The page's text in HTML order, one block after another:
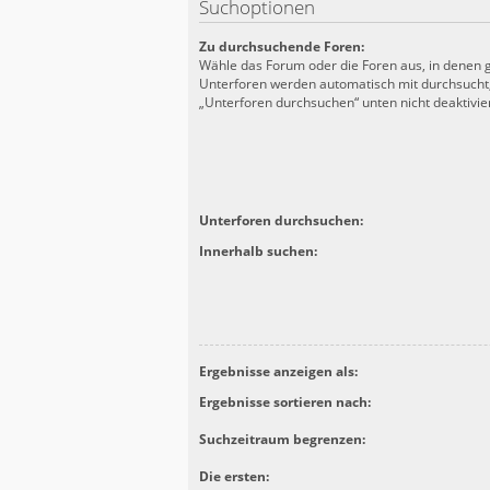
Suchoptionen
Zu durchsuchende Foren:
Wähle das Forum oder die Foren aus, in denen
Unterforen werden automatisch mit
„Unterforen durchsuchen“ unten nicht
Unterforen durchsuchen:
Innerhalb suchen:
Ergebnisse anzeigen als:
Ergebnisse sortieren nach:
Suchzeitraum begrenzen:
Die ersten: